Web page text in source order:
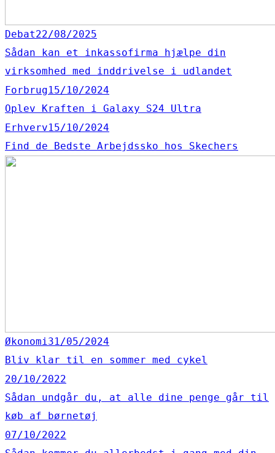
Debat22/08/2025
Sådan kan et inkassofirma hjælpe din
virksomhed med inddrivelse i udlandet
Forbrug15/10/2024
Oplev Kraften i Galaxy S24 Ultra
Erhverv15/10/2024
Find de Bedste Arbejdssko hos Skechers
Økonomi 31/05/2024
Bliv klar til en sommer med cykel
20/10/2022
Sådan undgår du, at alle dine penge går til
køb af børnetøj
07/10/2022